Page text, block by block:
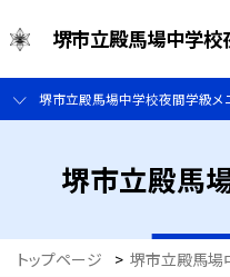
堺市立殿馬場中学校
堺市立殿馬場中学校夜間学級メ
堺市立殿馬
トップページ > 堺市立殿馬場